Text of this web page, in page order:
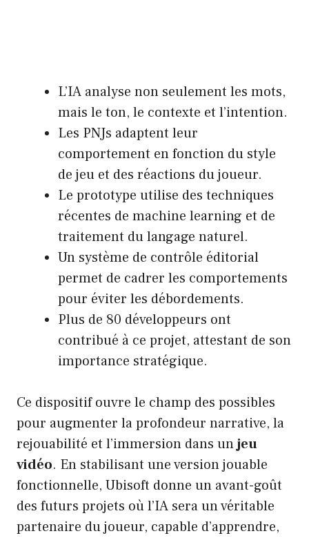
L’IA analyse non seulement les mots,
mais le ton, le contexte et l’intention.
Les PNJs adaptent leur
comportement en fonction du style
de jeu et des réactions du joueur.
Le prototype utilise des techniques
récentes de machine learning et de
traitement du langage naturel.
Un système de contrôle éditorial
permet de cadrer les comportements
pour éviter les débordements.
Plus de 80 développeurs ont
contribué à ce projet, attestant de son
importance stratégique.
Ce dispositif ouvre le champ des possibles
pour augmenter la profondeur narrative, la
rejouabilité et l’immersion dans unjeu
vidéo. En stabilisant une version jouable
fonctionnelle, Ubisoft donne un avant-goût
des futurs projets où l’IA sera un véritable
partenaire du joueur, capable d’apprendre,